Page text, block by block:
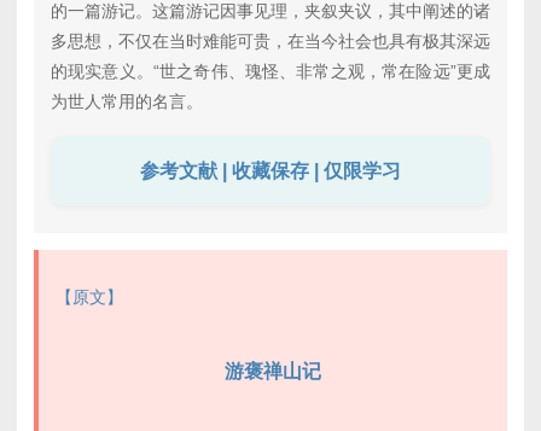
的一篇游记。这篇游记因事见理，夹叙夹议，其中阐述的诸
多思想，不仅在当时难能可贵，在当今社会也具有极其深远
的现实意义。“世之奇伟、瑰怪、非常之观，常在险远”更成
为世人常用的名言。
参考文献 | 收藏保存 | 仅限学习
【原文】
游褒禅山记